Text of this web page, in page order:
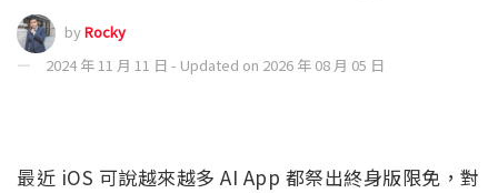
byRocky
2024 年 11 月 11 日 - Updated on 2026 年 08 月 05 日
最近 iOS 可說越來越多 AI App 都祭出終身版限免，對